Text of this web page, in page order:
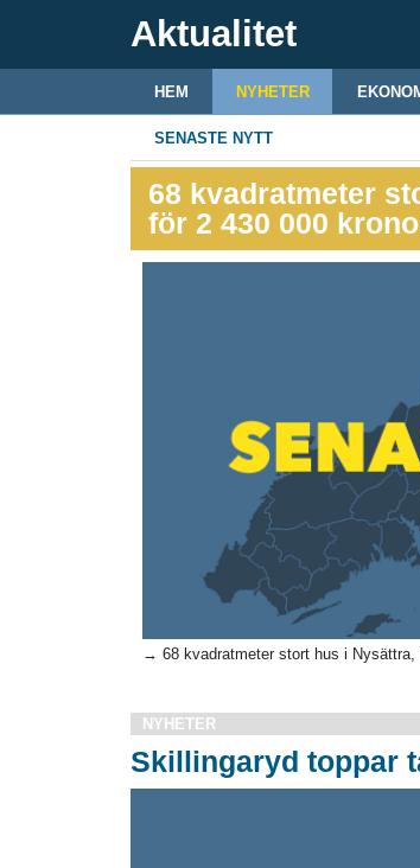
Aktualitet
HEM NYHETER
SENASTE NYTT
68 kvadratmeter
för 2 430 000
→ 68 kvadratmeter stort hus i Nysättra,
NYHETER
Skillingaryd toppar